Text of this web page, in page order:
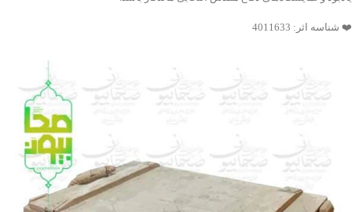
❤️ شناسه اثر: 4011633